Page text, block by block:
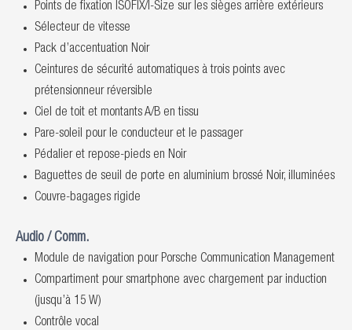
Points de fixation ISOFIX/I-Size sur les sièges arrière extérieurs
Sélecteur de vitesse
Pack d’accentuation Noir
Ceintures de sécurité automatiques à trois points avec
prétensionneur réversible
Ciel de toit et montants A/B en tissu
Pare-soleil pour le conducteur et le passager
Pédalier et repose-pieds en Noir
Baguettes de seuil de porte en aluminium brossé Noir, illuminées
Couvre-bagages rigide
Audio / Comm.
Module de navigation pour Porsche Communication Management
Compartiment pour smartphone avec chargement par induction
(jusqu’à 15 W)
Contrôle vocal